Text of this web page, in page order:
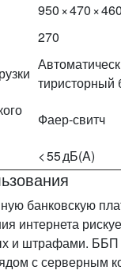
950 × 470 × 460
270
тиристорный
Фаер‑свитч
< 55 дБ(A)
банковскую
интернета
и штрафами.
с серверным